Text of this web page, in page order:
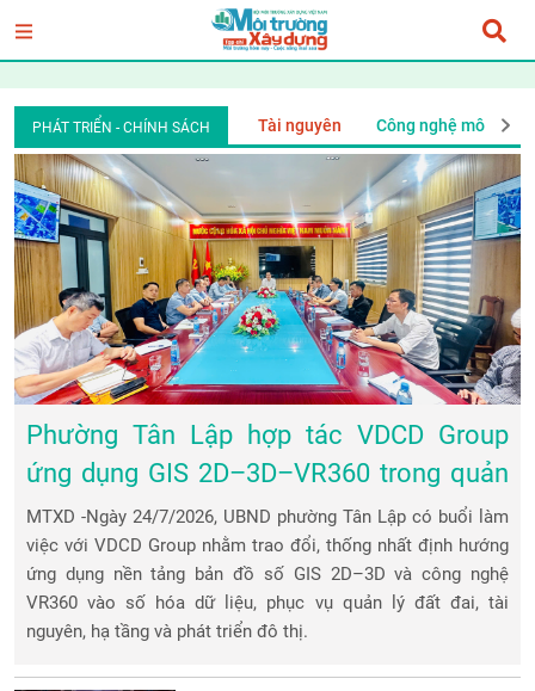
PHÁT TRIỂN - CHÍNH SÁCH
trường Tin môi trường Tài nguyên Công nghệ môi
Phường Tân Lập hợp tác VDCD Group
ứng dụng GIS 2D–3D–VR360 trong quản
lý đô thị
MTXD -Ngày 24/7/2026, UBND phường Tân Lập có buổi làm
việc với VDCD Group nhằm trao đổi, thống nhất định hướng
ứng dụng nền tảng bản đồ số GIS 2D–3D và công nghệ
VR360 vào số hóa dữ liệu, phục vụ quản lý đất đai, tài
nguyên, hạ tầng và phát triển đô thị.